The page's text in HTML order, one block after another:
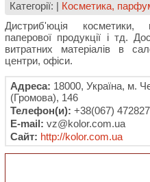
Категорії: | Косметика,
Дистриб'юція косметики,
паперової продукції і тд.
витратних матеріалів в
центри, офіси.
Адреса: 18000, Україна, м.
(Громова), 146
Телефон(и): +38(067)
E-mail: vz@kolor.com.ua
Сайт: http://kolor.com.ua